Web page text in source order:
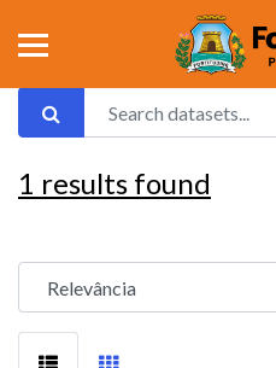
1 results found